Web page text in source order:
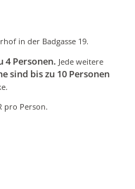
in der Badgasse 19.
4 Personen. Jede weitere
sind bis zu 10 Personen
pro Person.